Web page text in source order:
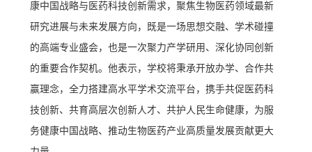
康中国战略与医药科技创新需求，聚焦生物医药领域最新
研究进展与未来发展方向，既是一场思想交融、学术碰撞
的高端专业盛会，也是一次聚力产学研用、深化协同创新
的重要合作契机。他表示，学校将秉承开放办学、合作共
赢理念，全力搭建高水平学术交流平台，携手共促医药科
技创新、共育高层次创新人才、共护人民生命健康，为服
务健康中国战略、推动生物医药产业高质量发展贡献更大